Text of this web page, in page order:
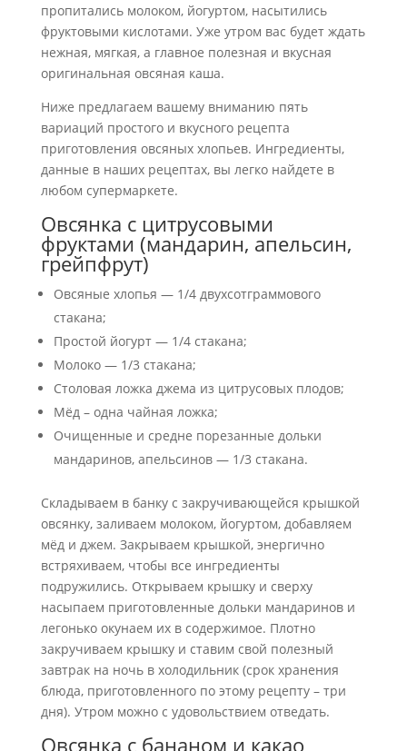
пропитались молоком, йогуртом, насытились
фруктовыми кислотами. Уже утром вас будет ждать
нежная, мягкая, а главное полезная и вкусная
оригинальная овсяная каша.
Ниже предлагаем вашему вниманию пять
вариаций простого и вкусного рецепта
приготовления овсяных хлопьев. Ингредиенты,
данные в наших рецептах, вы легко найдете в
любом супермаркете.
Овсянка с цитрусовыми
фруктами (мандарин, апельсин,
грейпфрут)
Овсяные хлопья — 1/4 двухсотграммового
стакана;
Простой йогурт — 1/4 стакана;
Молоко — 1/3 стакана;
Столовая ложка джема из цитрусовых плодов;
Мёд – одна чайная ложка;
Очищенные и средне порезанные дольки
мандаринов, апельсинов — 1/3 стакана.
Складываем в банку с закручивающейся крышкой
овсянку, заливаем молоком, йогуртом, добавляем
мёд и джем. Закрываем крышкой, энергично
встряхиваем, чтобы все ингредиенты
подружились. Открываем крышку и сверху
насыпаем приготовленные дольки мандаринов и
легонько окунаем их в содержимое. Плотно
закручиваем крышку и ставим свой полезный
завтрак на ночь в холодильник (срок хранения
блюда, приготовленного по этому рецепту – три
дня). Утром можно с удовольствием отведать.
Овсянка с бананом и какао